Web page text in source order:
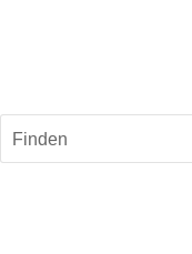
Finden